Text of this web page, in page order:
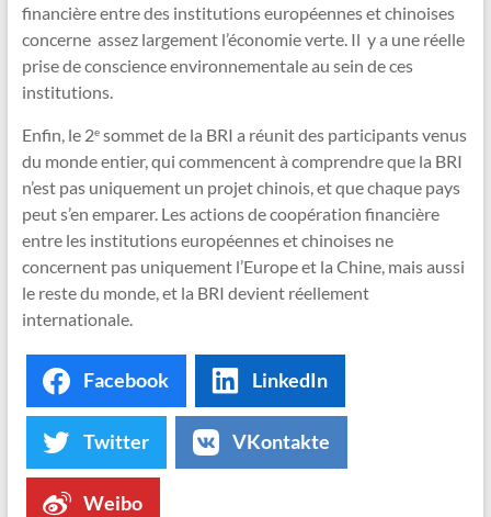
financière entre des institutions européennes et chinoises
concerne assez largement l’économie verte. Il y a une réelle
prise de conscience environnementale au sein de ces
institutions.
Enfin, le 2esommet de la BRI a réunit des participants venus
du monde entier, qui commencent à comprendre que la BRI
n’est pas uniquement un projet chinois, et que chaque pays
peut s’en emparer. Les actions de coopération financière
entre les institutions européennes et chinoises ne
concernent pas uniquement l’Europe et la Chine, mais aussi
le reste du monde, et la BRI devient réellement
internationale.
Facebook LinkedIn
Twitter VKontakte
Weibo